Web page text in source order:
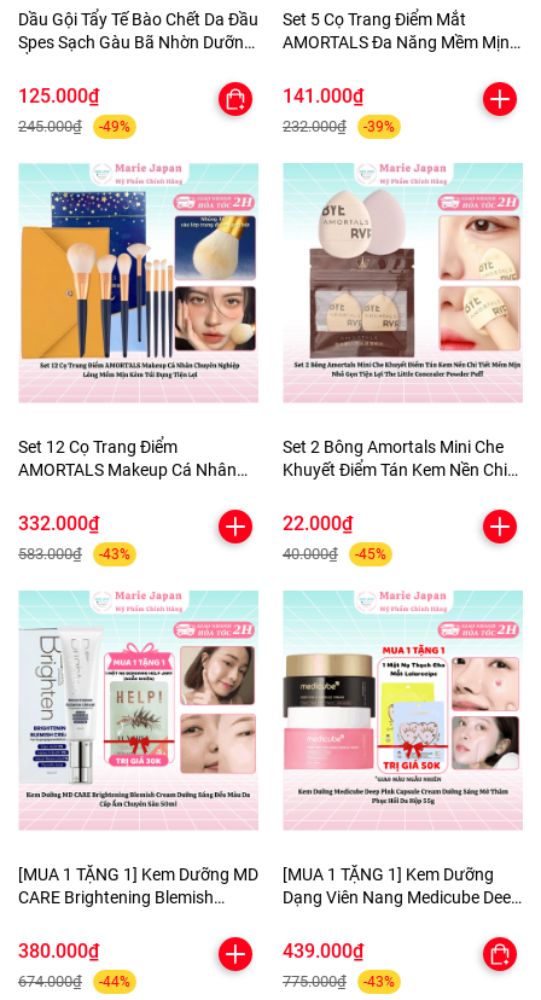
Dầu Gội Tẩy Tế Bào Chết Da Đầu
Spes Sạch Gàu Bã Nhờn Dưỡng
Hũ 280g
125.000₫
245.000₫ -49%
Set 5 Cọ Trang Điểm Mắt
AMORTALS Đa Năng Mềm Mịn
141.000₫
232.000₫ -39%
Set 12 Cọ Trang Điểm
AMORTALS Makeup Cá Nhân
Kèm Túi Đựng Tiện Lợi
332.000₫
583.000₫ -43%
Set 2 Bông Amortals Mini Che
Khuyết Điểm Tán Kem Nền Chi
The Little Concealer Powder
22.000₫
40.000₫ -45%
[MUA 1 TẶNG 1] Kem Dưỡng MD
CARE Brightening Blemish
Cấp Ẩm Chuyên Sâu 50ml-
TẶNG 1 MẶT NẠ BERGAMO
HELP JARY
380.000₫
674.000₫ -44%
[MUA 1 TẶNG 1] Kem Dưỡng
Dạng Viên Nang Medicube Deep
Sáng Mờ Thâm Phục Hồi Da
Hộp 55g - TẶNG MẶT NẠ MẮT
439.000₫
775.000₫ -43%